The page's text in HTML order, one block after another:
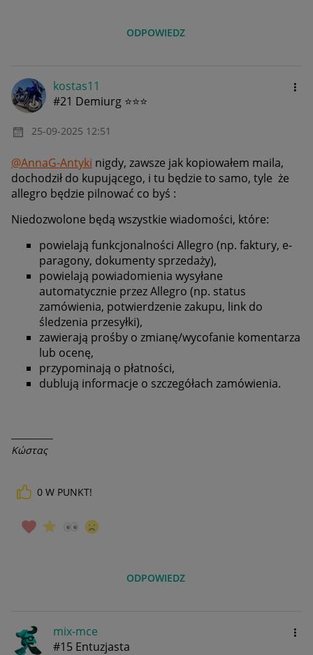
ODPOWIEDZ
kostas11
#21 Demiurg ⭐⭐⭐
‎25-09-2025 12:51
@AnnaG-Antyki nigdy, zawsze jak kopiowałem maila,
dochodził do kupującego, i tu będzie to samo, tyle że
allegro będzie pilnować co byś :
Niedozwolone będą wszystkie wiadomości, które:
powielają funkcjonalności Allegro (np. faktury, e-
paragony, dokumenty sprzedaży),
powielają powiadomienia wysyłane
automatycznie przez Allegro (np. status
zamówienia, potwierdzenie zakupu, link do
śledzenia przesyłki),
zawierają prośby o zmianę/wycofanie komentarza
lub ocenę,
przypominają o płatności,
dublują informacje o szczegółach zamówienia.
Κώστας
0 W PUNKT!
ODPOWIEDZ
mix-mce
#15 Entuzjasta